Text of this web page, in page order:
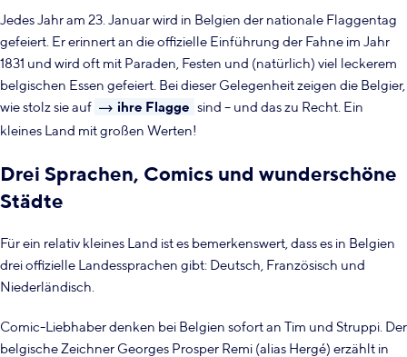
Jedes Jahr am 23. Januar wird in Belgien der nationale Flaggentag
gefeiert. Er erinnert an die offizielle Einführung der Fahne im Jahr
1831 und wird oft mit Paraden, Festen und (natürlich) viel leckerem
belgischen Essen gefeiert. Bei dieser Gelegenheit zeigen die Belgier,
wie stolz sie auf
ihre Flagge sind – und das zu Recht. Ein
kleines Land mit großen Werten!
Drei Sprachen, Comics und wunderschöne
Städte
Für ein relativ kleines Land ist es bemerkenswert, dass es in Belgien
drei offizielle Landessprachen gibt: Deutsch, Französisch und
Niederländisch.
Comic-Liebhaber denken bei Belgien sofort an Tim und Struppi. Der
belgische Zeichner Georges Prosper Remi (alias Hergé) erzählt in